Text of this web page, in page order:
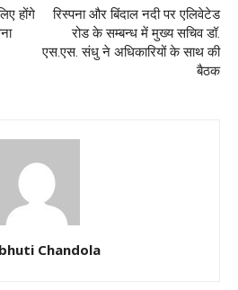
होंगे
रिस्पना और बिंदाल नदी पर एलिवेटेड
रोड के सम्बन्ध में मुख्य सचिव डॉ.
एस.एस. संधु ने अधिकारियों के साथ की
बैठक
Chandola